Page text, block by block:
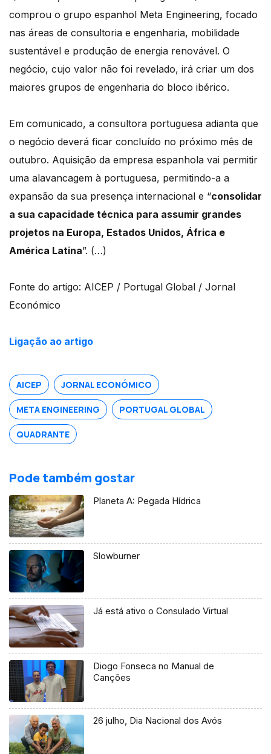
comprou o grupo espanhol Meta Engineering, focado
nas áreas de consultoria e engenharia, mobilidade
sustentável e produção de energia renovável. O
negócio, cujo valor não foi revelado, irá criar um dos
maiores grupos de engenharia do bloco ibérico.
Em comunicado, a consultora portuguesa adianta que
o negócio deverá ficar concluído no próximo mês de
outubro. Aquisição da empresa espanhola vai permitir
uma alavancagem à portuguesa, permitindo-a a
expansão da sua presença internacional e “consolidar
a sua capacidade técnica para assumir grandes
projetos na Europa, Estados Unidos, África e
América Latina”. (…)
Fonte do artigo: AICEP / Portugal Global / Jornal
Económico
Ligação ao artigo
AICEP JORNAL ECONÓMICO
META ENGINEERING PORTUGAL GLOBAL
QUADRANTE
Pode também gostar
Planeta A: Pegada Hídrica
Slowburner
Já está ativo o Consulado Virtual
Diogo Fonseca no Manual de
Canções
26 julho, Dia Nacional dos Avós